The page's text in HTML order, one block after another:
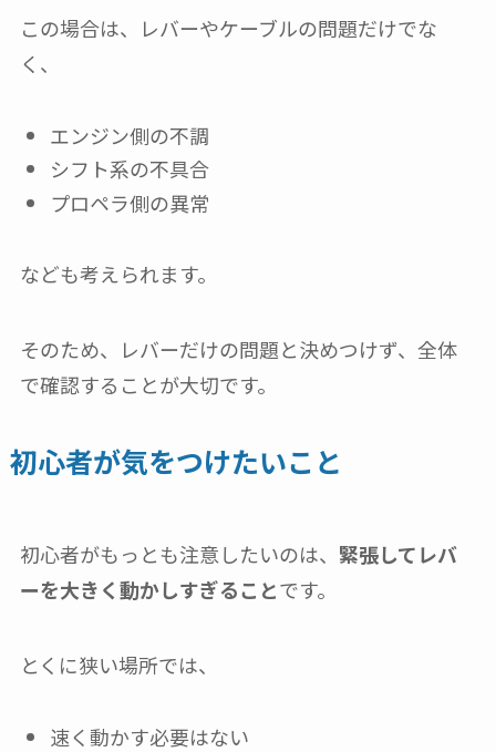
この場合は、レバーやケーブルの問題だけでな
く、
エンジン側の不調
シフト系の不具合
プロペラ側の異常
なども考えられます。
そのため、レバーだけの問題と決めつけず、全体
で確認することが大切です。
初心者が気をつけたいこと
初心者がもっとも注意したいのは、 緊張してレバ
ーを大きく動かしすぎることです。
とくに狭い場所では、
速く動かす必要はない